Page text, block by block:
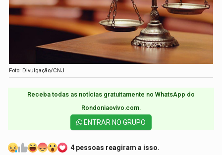
Foto: Divulgação/CNJ
Receba todas as notícias gratuitamente no WhatsApp do
Rondoniaovivo.com.​
ENTRAR NO GRUPO
4 pessoas reagiram a isso.